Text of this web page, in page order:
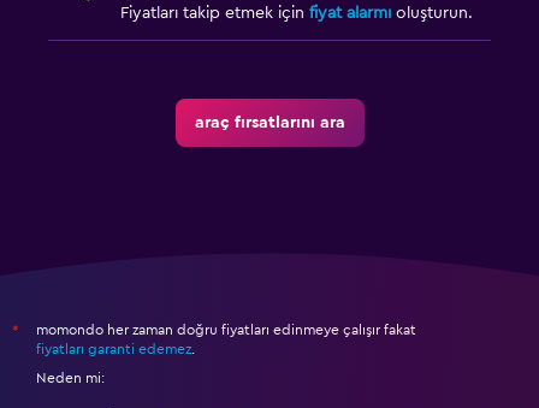
Fiyatları takip etmek için fiyat alarmı oluşturun.
araç fırsatlarını ara
*
momondo her zaman doğru fiyatları edinmeye çalışır fakat
fiyatları garanti edemez.
Neden mi: